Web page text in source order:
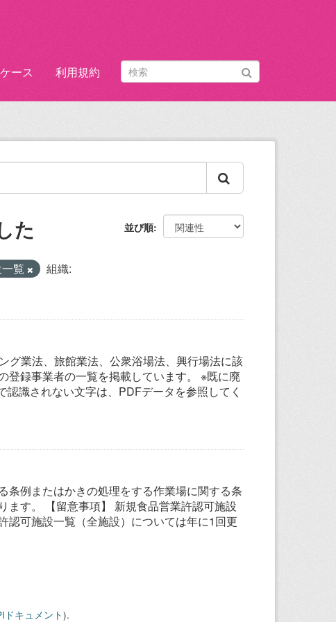
ース 利用規約
並び順
た
覧
組織:
グ業法、旅館業法、公衆浴場法、興行場法に該
登録事業者の一覧を掲載しています。 ※既に廃
識されない文字は、PDFデータを参照してく
条例またはかきの処理をする作業場に関する条
ます。 【留意事項】 新規食品営業許認可施設
認可施設一覧（全施設）については年に1回更
ドキュメント).